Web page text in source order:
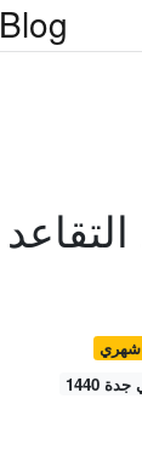
Blog
شهري